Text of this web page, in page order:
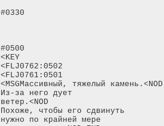
#0330
#0500
<KEY
<FLJ0762:0502
<FLJ0761:0501
<MSGМассивный, тяжелый камень.<NOD
Из-за него дует
ветер.<NOD
Похоже, чтобы его сдвинуть
нужно по крайней мере